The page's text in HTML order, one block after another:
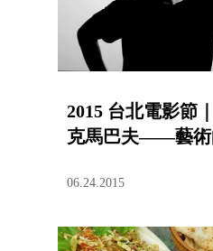
2015 台北電影節
克馬巴夫——藝術
06.24.2015